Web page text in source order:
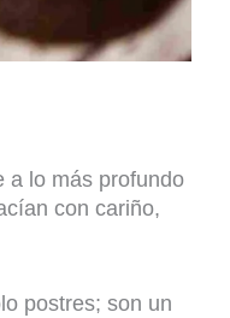
a lo más profundo
con cariño,
postres; son un